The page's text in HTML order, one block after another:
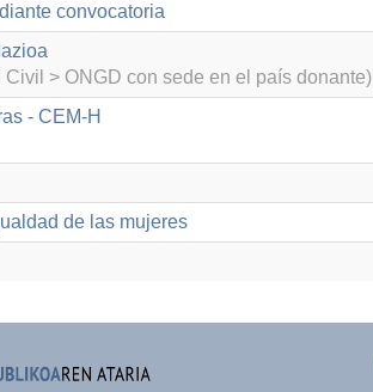
convocatoria
> ONGD con sede en el país donante)
- CEM-H
de las mujeres